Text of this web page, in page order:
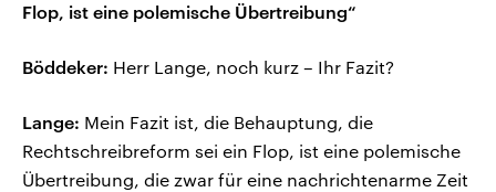
Flop, ist eine polemische Übertreibung“
Böddeker: Herr Lange, noch kurz – Ihr Fazit?
Lange: Mein Fazit ist, die Behauptung, die
Rechtschreibreform sei ein Flop, ist eine polemische
Übertreibung, die zwar für eine nachrichtenarme Zeit